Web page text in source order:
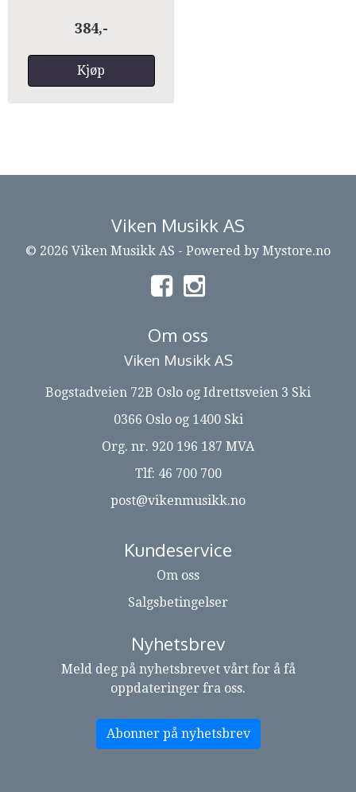
384,-
Kjøp
Viken Musikk AS
© 2026 Viken Musikk AS - Powered by Mystore.no
Om oss
Viken Musikk AS
Bogstadveien 72B Oslo og Idrettsveien 3 Ski
0366 Oslo og 1400 Ski
Org. nr. 920 196 187 MVA
Tlf: 46 700 700
post@vikenmusikk.no
Kundeservice
Om oss
Salgsbetingelser
Nyhetsbrev
Meld deg på nyhetsbrevet vårt for å få
oppdateringer fra oss.
Abonner på nyhetsbrev